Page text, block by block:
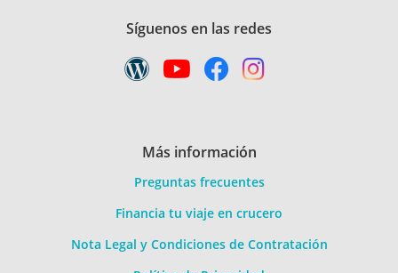
Síguenos en las redes
Más información
Preguntas frecuentes
Financia tu viaje en crucero
Nota Legal y Condiciones de Contratación